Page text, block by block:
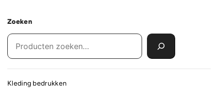
Zoeken
Kleding bedrukken